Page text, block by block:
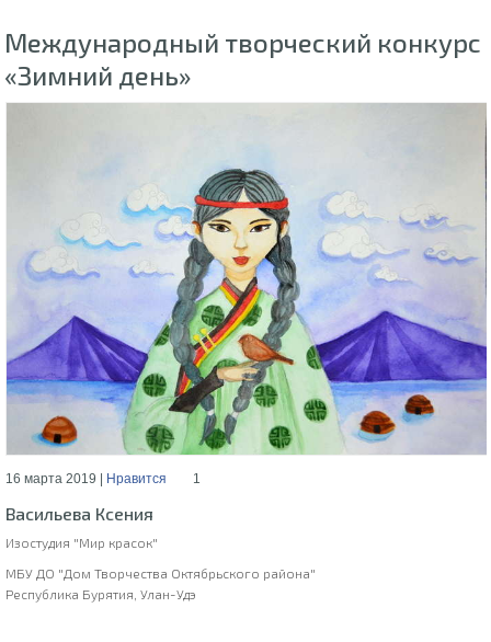
Международный творческий конкурс
«Зимний день»
16 марта 2019 | Нравится 1
Васильева Ксения
Изостудия "Мир красок"
МБУ ДО "Дом Творчества Октябрьского района"
Республика Бурятия, Улан-Удэ